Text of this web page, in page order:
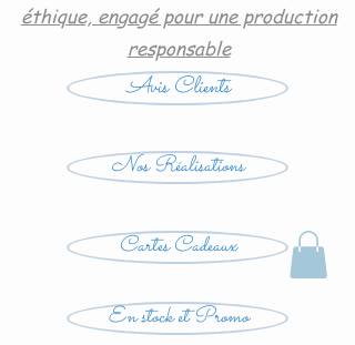
éthique, engagé pour une production
responsable
Avis Clients
Nos Réalisations
Cartes Cadeaux
En stock et Promo